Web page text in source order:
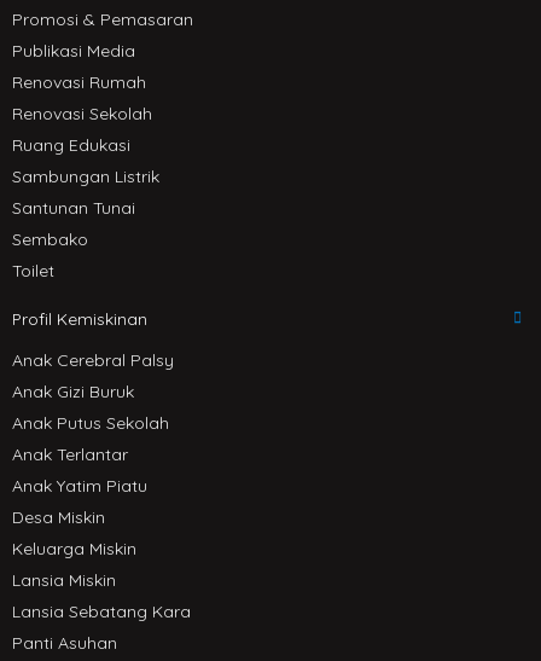
Promosi & Pemasaran
Publikasi Media
Renovasi Rumah
Renovasi Sekolah
Ruang Edukasi
Sambungan Listrik
Santunan Tunai
Sembako
Toilet
Profil Kemiskinan
Anak Cerebral Palsy
Anak Gizi Buruk
Anak Putus Sekolah
Anak Terlantar
Anak Yatim Piatu
Desa Miskin
Keluarga Miskin
Lansia Miskin
Lansia Sebatang Kara
Panti Asuhan